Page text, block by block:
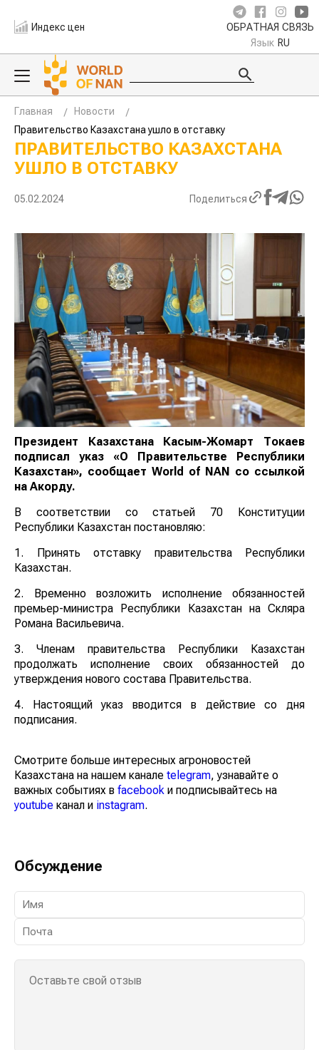
Индекс цен ОБРАТНАЯ СВЯЗЬ
Язык RU
Главная
Новости
Правительство Казахстана ушло в отставку
ПРАВИТЕЛЬСТВО КАЗАХСТАНА
УШЛО В ОТСТАВКУ
05.02.2024 Поделиться
Президент Казахстана Касым-Жомарт Токаев
подписал указ «О Правительстве Республики
Казахстан», сообщает World of NAN со ссылкой
на Акорду.
В соответствии со статьей 70 Конституции
Республики Казахстан постановляю:
1. Принять отставку правительства Республики
Казахстан.
2. Временно возложить исполнение обязанностей
премьер-министра Республики Казахстан на Скляра
Романа Васильевича.
3. Членам правительства Республики Казахстан
продолжать исполнение своих обязанностей до
утверждения нового состава Правительства.
4. Настоящий указ вводится в действие со дня
подписания.
Смотрите больше интересных агроновостей
Казахстана на нашем канале telegram, узнавайте о
важных событиях в facebook и подписывайтесь на
youtube канал и instagram.
Обсуждение